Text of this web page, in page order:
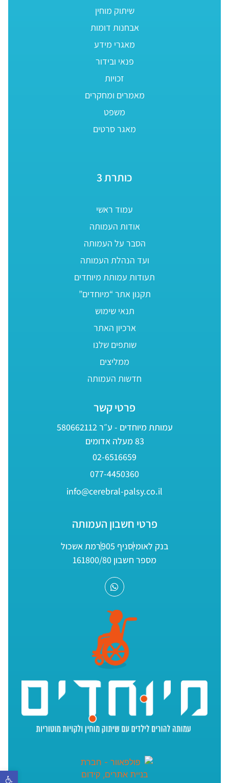
פתח
שיתוק מוחין
אבחנות דומות
מאגרי מידע
פנאי ובידור
זכויות
מאמרים ומחקרים
משפט
מאגר סרטים
כותרת 3
עמוד ראשי
אודות העמותה
הסבר על העמותה
ועד הנהלת העמותה
תעודות עמותת מיוחדים
תקנון אתר “מיוחדים”
תנאי שימוש
ארכיון האתר
שותפים שלנו
ממליצים
חדשות העמותה
פרטי קשר
עמותת מיוחדים - ע״ר 580662112
83 מעלה אדומים
02-6516659
077-4450360
info@cerebral-palsy.co.il
פרטי חשבון העמותה
בנק לאומיסניף 905
רמת אשכול
מספר חשבון 161800/80